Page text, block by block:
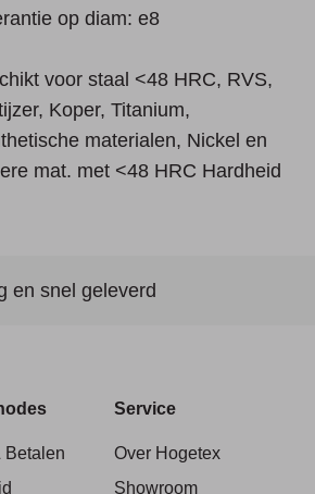
op diam: e8
voor staal <48 HRC, RVS,
Koper, Titanium,
materialen, Nickel en
mat. met <48 HRC Hardheid
en snel geleverd
Betalen
Service
Over Hogetex
Showroom